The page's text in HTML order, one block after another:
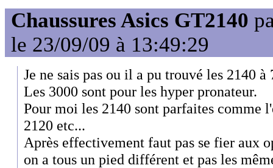
Chaussures Asics GT2140
le 23/09/09 à 13:49:29
Je ne sais pas ou il a pu trouvé les 2140 à
Les 3000 sont pour les hyper pronateur.
Pour moi les 2140 sont parfaites comme
2120 etc...
Après effectivement faut pas se fier aux
on a tous un pied différent et pas les